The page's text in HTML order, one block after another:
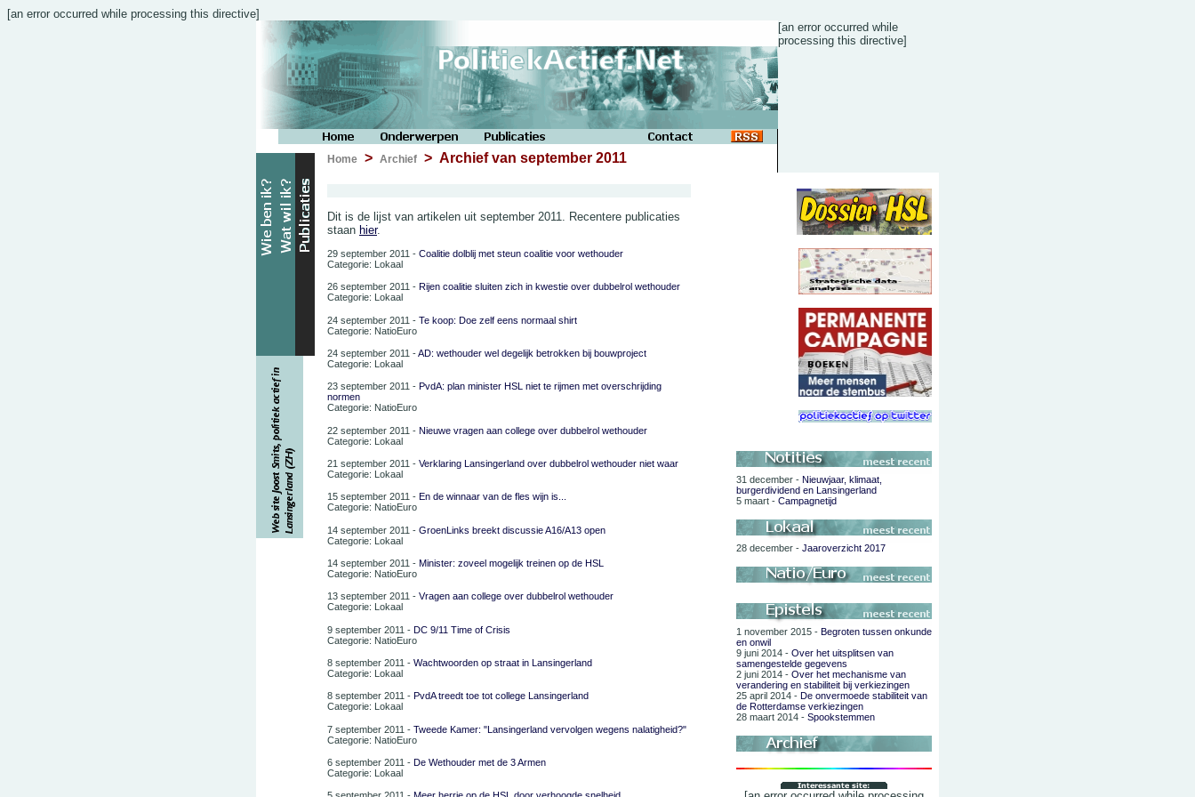
[an error occurred while processing this directive]
[an error occurred while
processing this directive]
Home > Archief > Archief van september 2011
Dit is de lijst van artikelen uit september 2011. Recentere publicaties
staan hier.
29 september 2011 - Coalitie dolblij met steun coalitie voor wethouder
Categorie: Lokaal
26 september 2011 - Rijen coalitie sluiten zich in kwestie over dubbelrol wethouder
Categorie: Lokaal
24 september 2011 - Te koop: Doe zelf eens normaal shirt
Categorie: NatioEuro
24 september 2011 -AD: wethouder wel degelijk betrokken bij bouwproject
Categorie: Lokaal
23 september 2011 - PvdA: plan minister HSL niet te rijmen met overschrijding
normen
Categorie: NatioEuro
22 september 2011 - Nieuwe vragen aan college over dubbelrol wethouder
Categorie: Lokaal
21 september 2011 - Verklaring Lansingerland over dubbelrol wethouder niet waar
Categorie: Lokaal
15 september 2011 - En de winnaar van de fles wijn is...
Categorie: NatioEuro
14 september 2011 - GroenLinks breekt discussie A16/A13 open
Categorie: Lokaal
14 september 2011 - Minister: zoveel mogelijk treinen op de HSL
Categorie: NatioEuro
13 september 2011 - Vragen aan college over dubbelrol wethouder
Categorie: Lokaal
9 september 2011 - DC 9/11 Time of Crisis
Categorie: NatioEuro
8 september 2011 - Wachtwoorden op straat in Lansingerland
Categorie: Lokaal
8 september 2011 - PvdA treedt toe tot college Lansingerland
Categorie: Lokaal
7 september 2011 - Tweede Kamer: "Lansingerland vervolgen wegens nalatigheid?"
Categorie: NatioEuro
6 september 2011 - De Wethouder met de 3 Armen
Categorie: Lokaal
31 december - Nieuwjaar, klimaat,
burgerdividend en Lansingerland
5 maart - Campagnetijd
28 december - Jaaroverzicht 2017
1 november 2015 - Begroten tussen onkunde
en onwil
9 juni 2014 - Over het uitsplitsen van
samengestelde gegevens
2 juni 2014 - Over het mechanisme van
verandering en stabiliteit bij verkiezingen
25 april 2014 - De onvermoede stabiliteit van
de Rotterdamse verkiezingen
28 maart 2014 - Spookstemmen